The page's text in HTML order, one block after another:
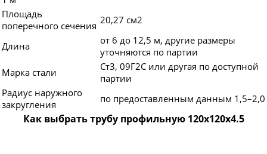
Площадь
поперечного сечения 20,27 см2
Длина
от 6 до 12,5 м, другие размеры
уточняются по партии
Марка стали
Ст3, 09Г2С или другая по доступной
партии
Радиус наружного
закругления
по предоставленным данным 1,5–2,0
Как выбрать трубу профильную 120х120х4.5